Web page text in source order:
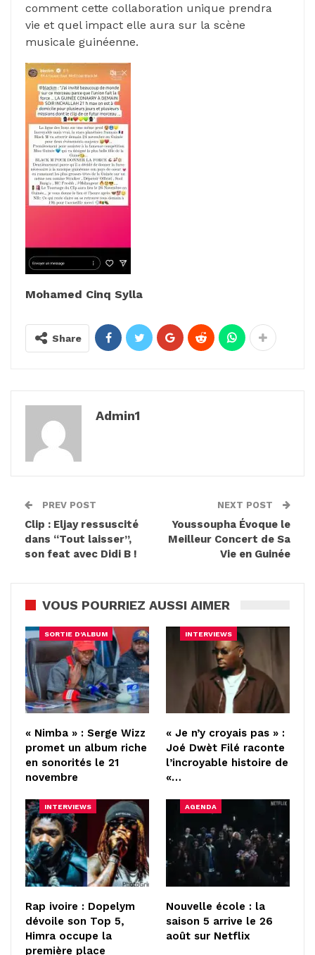
comment cette collaboration unique prendra
vie et quel impact elle aura sur la scène
musicale guinéenne.
Mohamed Cinq Sylla
Share
Admin1
PREV POST
Clip : Eljay ressuscité
dans “Tout laisser”,
son feat avec Didi B !
NEXT POST
Youssoupha Évoque le
Meilleur Concert de Sa
Vie en Guinée
VOUS POURRIEZ AUSSI AIMER
SORTIE D'ALBUM
« Nimba » : Serge Wizz
promet un album riche
en sonorités le 21
novembre
INTERVIEWS
« Je n’y croyais pas » :
Joé Dwèt Filé raconte
l’incroyable histoire de
«…
INTERVIEWS
Rap ivoire : Dopelym
dévoile son Top 5,
Himra occupe la
première place
AGENDA
Nouvelle école : la
saison 5 arrive le 26
août sur Netflix